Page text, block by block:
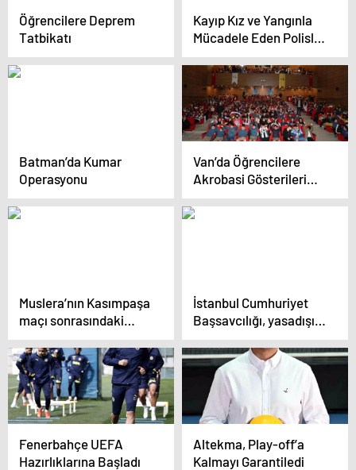
Öğrencilere Deprem
Tatbikatı
Kayıp Kız ve Yangınla
Mücadele Eden Polisler
Ödüllendirildi
Batman’da Kumar
Operasyonu
Van’da Öğrencilere
Akrobasi Gösterileri
Düzenleniyor
Muslera’nın Kasımpaşa
maçı sonrasındaki
soyunma odası
konuşması ortaya çıktı
İstanbul Cumhuriyet
Başsavcılığı, yasadışı
bahis soruşturması
kapsamında Acun
Ilıcalı hakkında
iddianame hazırladı
Fenerbahçe UEFA
Hazırlıklarına Başladı
Altekma, Play-off’a
Kalmayı Garantiledi